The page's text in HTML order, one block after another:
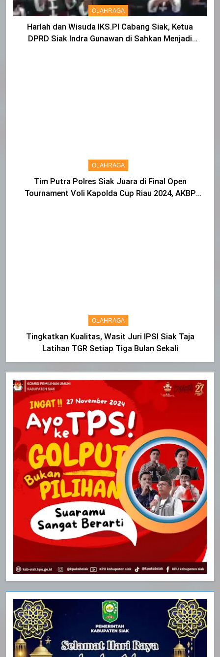
OLAHRAGA
Harlah dan Wisuda IKS.PI Cabang Siak, Ketua
DPRD Siak Indra Gunawan di Sahkan Menjadi
OLAHRAGA
Tim Putra Polres Siak Juara di Final Open
Tournament Voli Kapolda Cup Riau 2024, AKBP
OLAHRAGA
Tingkatkan Kualitas, Wasit Juri IPSI Siak Taja
Latihan TGR Setiap Tiga Bulan Sekali